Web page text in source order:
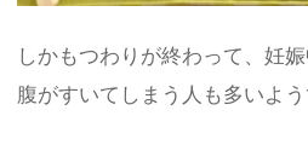
しかもつわりが終わって、妊
腹がすいてしまう人も多いよう